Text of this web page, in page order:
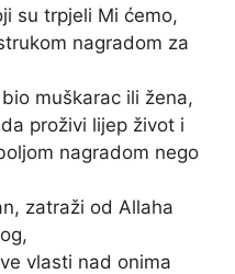
su trpjeli Mi ćemo,
nagradom za
muškarac ili žena,
proživi lijep život i
nagradom nego
zatraži od Allaha
vlasti nad onima